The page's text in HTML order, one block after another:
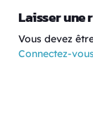
Laisser une
Vous devez
Connectez-